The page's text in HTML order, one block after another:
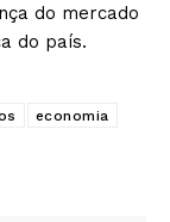
do mercado
do país.
economia